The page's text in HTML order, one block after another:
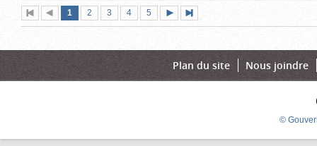
Première
page
Page
précédente
Page
1 (page
actuelle)
Page
2 Page
3 Page
4 Page
5
suivante
page
Plan du site Nous joindre
©